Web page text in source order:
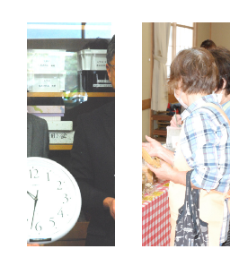
ライブ
で祝福
2024年11
月17日
和かふぇ よ
ろづや ８周
年アニバーサ
リーパーティ
長野県大会
拳法ことぶき
アリーナ千曲
で開催 ２
０２４年度の
少林寺拳法長
野県大会が９
月22日、こ
とぶきアリー
ナ千曲で開催